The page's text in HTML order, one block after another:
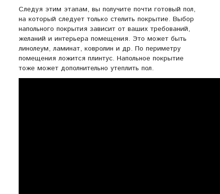
Следуя этим этапам, вы получите почти готовый пол,
на который следует только стелить покрытие. Выбор
напольного покрытия зависит от ваших требований,
желаний и интерьера помещения. Это может быть
линолеум, ламинат, ковролин и др. По периметру
помещения ложится плинтус. Напольное покрытие
тоже может дополнительно утеплить пол.